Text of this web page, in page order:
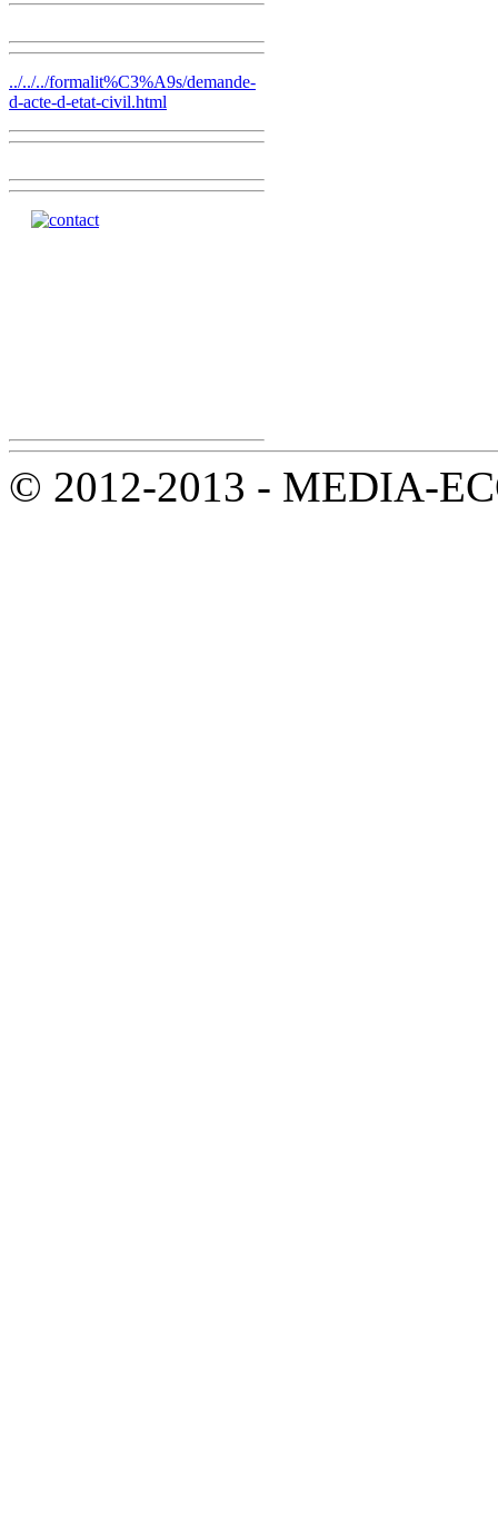
../../../formalit%C3%A9s/demande-
d-acte-d-etat-civil.html
© 2012-2013 - MEDIA-